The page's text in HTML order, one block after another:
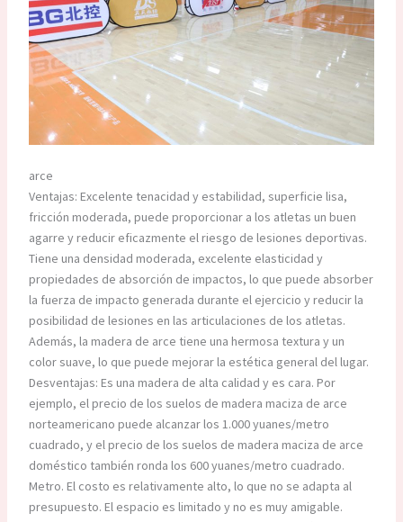
arce
Ventajas: Excelente tenacidad y estabilidad, superficie lisa,
fricción moderada, puede proporcionar a los atletas un buen
agarre y reducir eficazmente el riesgo de lesiones deportivas.
Tiene una densidad moderada, excelente elasticidad y
propiedades de absorción de impactos, lo que puede absorber
la fuerza de impacto generada durante el ejercicio y reducir la
posibilidad de lesiones en las articulaciones de los atletas.
Además, la madera de arce tiene una hermosa textura y un
color suave, lo que puede mejorar la estética general del lugar.
Desventajas: Es una madera de alta calidad y es cara. Por
ejemplo, el precio de los suelos de madera maciza de arce
norteamericano puede alcanzar los 1.000 yuanes/metro
cuadrado, y el precio de los suelos de madera maciza de arce
doméstico también ronda los 600 yuanes/metro cuadrado.
Metro. El costo es relativamente alto, lo que no se adapta al
presupuesto. El espacio es limitado y no es muy amigable.